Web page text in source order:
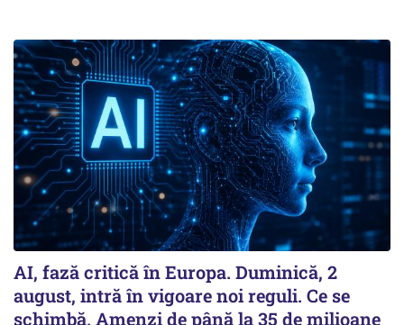
AI, fază critică în Europa. Duminică, 2
august, intră în vigoare noi reguli. Ce se
schimbă. Amenzi de până la 35 de milioane